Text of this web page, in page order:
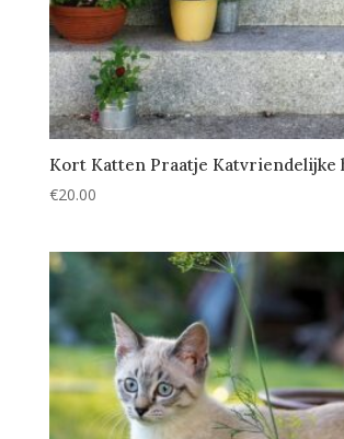
Kort Katten Praatje Katvriendelijke
€20.00